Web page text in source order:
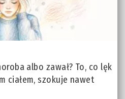
albo zawał? To, co lęk
ciałem, szokuje nawet